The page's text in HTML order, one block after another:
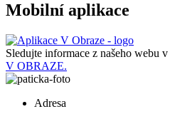
Mobilní aplikace
Sledujte informace z našeho webu v
V OBRAZE.
Adresa